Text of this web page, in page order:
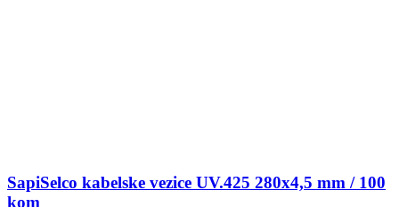
SapiSelco kabelske vezice UV.425 280x4,5 mm / 100
kom